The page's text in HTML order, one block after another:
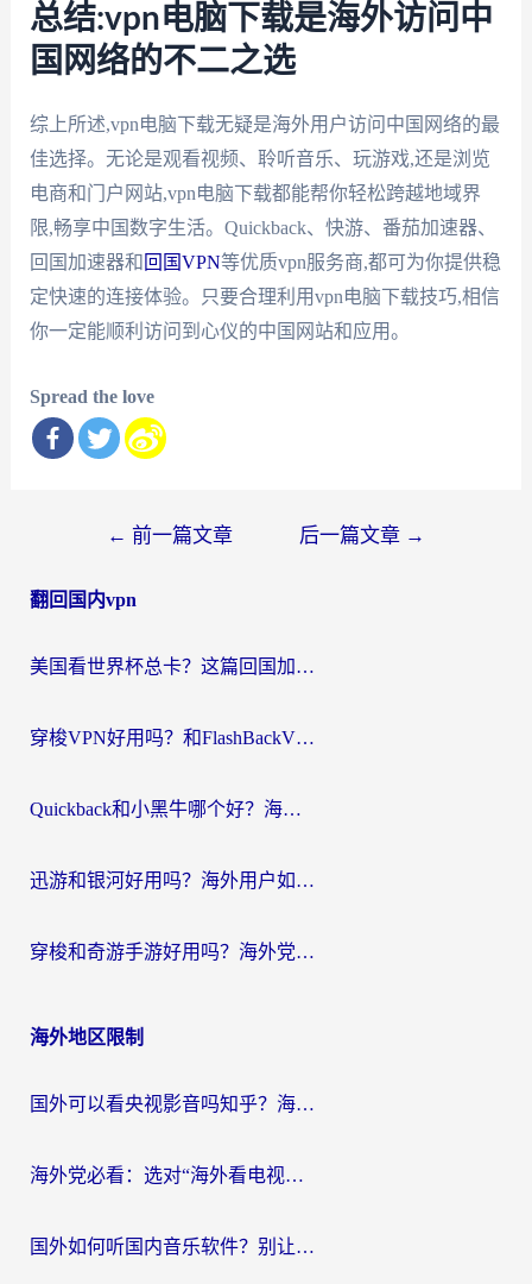
总结:vpn电脑下载是海外访问中
国网络的不二之选
综上所述,vpn电脑下载无疑是海外用户访问中国网络的最
佳选择。无论是观看视频、聆听音乐、玩游戏,还是浏览
电商和门户网站,vpn电脑下载都能帮你轻松跨越地域界
限,畅享中国数字生活。Quickback、快游、番茄加速器、
回国加速器和 回国VPN等优质vpn服务商,都可为你提供稳
定快速的连接体验。只要合理利用vpn电脑下载技巧,相信
你一定能顺利访问到心仪的中国网站和应用。
Spread the love
导
← 前一篇文章 后一篇文章 →
翻回国内vpn
美国看世界杯总卡？这篇回国加速器指南帮你无缝刷国内资源（附苹果手机VPN设置步骤）
穿梭VPN好用吗？和FlashBackVPN对比哪个回国效果更好？
Quickback和小黑牛哪个好？海外党亲测指南，选对回国加速器秒回国内
迅游和银河好用吗？海外用户如何选择回国加速器实现无缝访问国内资源
穿梭和奇游手游好用吗？海外党亲测3款回国加速器，附蜜蜂加速器七天试用攻略
海外地区限制
国外可以看央视影音吗知乎？海外党亲测有效的回国加速方案
海外党必看：选对“海外看电视剧软件”，再也不用愁国内剧刷不了
国外如何听国内音乐软件？别让地域限制，断了你的中文歌单